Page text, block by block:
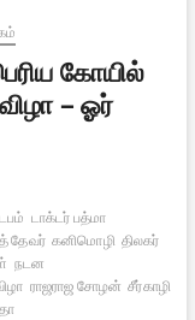
கோயில்
– ஓர்
டாக்டர் பத்மா
தேவர் கனிமொழி திலகர்
நடன
ராஜராஜ சோழன் சீர்காழி